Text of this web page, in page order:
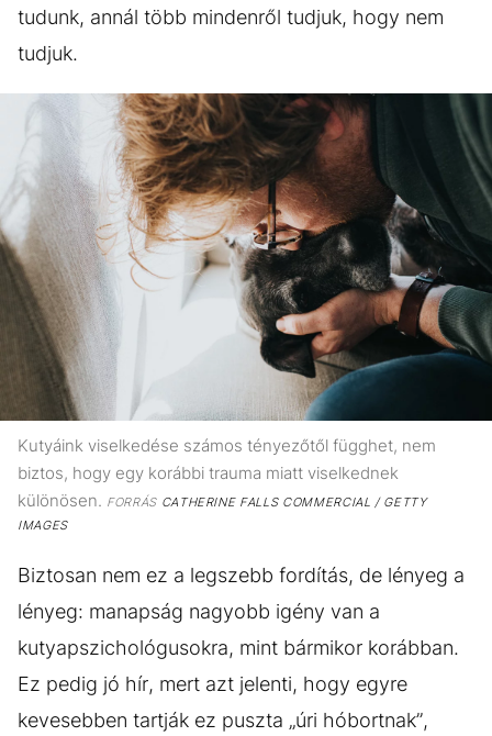
tudunk, annál több mindenről tudjuk, hogy nem
tudjuk.
Kutyáink viselkedése számos tényezőtől függhet, nem
biztos, hogy egy korábbi trauma miatt viselkednek
különösen. FORRÁSCATHERINE FALLS COMMERCIAL / GETTY
IMAGES
Biztosan nem ez a legszebb fordítás, de lényeg a
lényeg: manapság nagyobb igény van a
kutyapszichológusokra, mint bármikor korábban.
Ez pedig jó hír, mert azt jelenti, hogy egyre
kevesebben tartják ez puszta „úri hóbortnak”,